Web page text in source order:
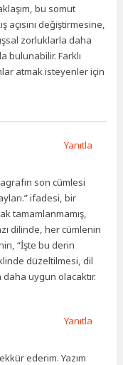
bu somut
açısını değiştirmesine,
zorluklarla daha
bulunabilir. Farklı
atmak isteyenler için
son cümlesi
ifadesi, bir
tamamlanmamış,
dilinde, her cümlenin
“İşte bu derin
düzeltilmesi, dil
uygun olacaktır.
Yanıtla
ederim. Yazım
Yanıtla